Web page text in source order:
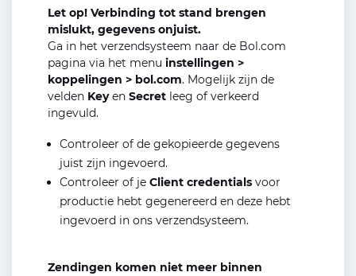
Let op! Verbinding tot stand brengen
mislukt, gegevens onjuist.
Ga in het verzendsysteem naar de Bol.com
pagina via het menu instellingen >
koppelingen > bol.com. Mogelijk zijn de
velden Keyen Secretleeg of verkeerd
ingevuld.
Controleer of de gekopieerde gegevens
juist zijn ingevoerd.
Controleer of je Client credentialsvoor
productie hebt gegenereerd en deze hebt
ingevoerd in ons verzendsysteem.
Zendingen komen niet meer binnen